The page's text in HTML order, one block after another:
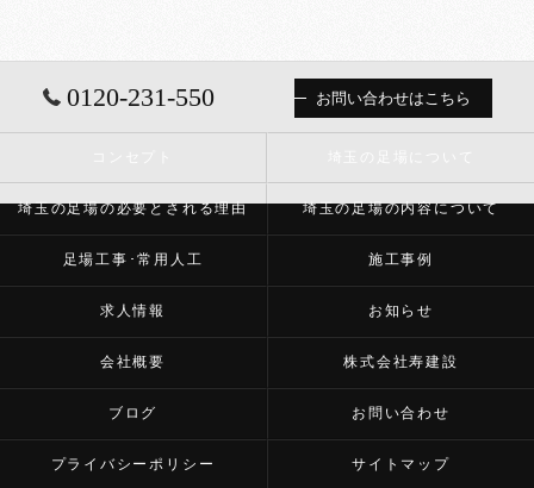
0120-231-550 お問い合わせはこちら
埼玉の足場の必要とされる理由 埼玉の足場の内容について
足場工事･常用人工 施工事例
求人情報 お知らせ
会社概要 株式会社寿建設
ブログ お問い合わせ
プライバシーポリシー サイトマップ